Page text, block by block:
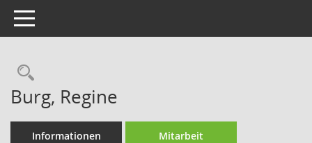
Toggle navigation
Rechercheauswahl
Burg, Regine
Informationen Mitarbeit